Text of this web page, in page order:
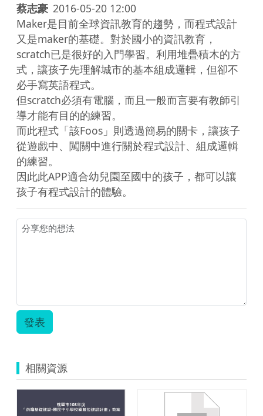
蔡志豪 2016-05-20 12:00
Maker是目前全球資訊教育的趨勢，而程式設計
又是maker的基礎。對於國小的資訊教育，
scratch已是很好的入門學習。利用堆疊積木的方
式，讓孩子先理解城市的基本組成邏輯，但卻不
必手寫英語程式。
但scratch必須有電腦，而且一般而言要有教師引
導才能有目的的練習。
而此程式「該Foos」則透過簡易的關卡，讓孩子
從遊戲中、闖關中進行關於程式設計、組成邏輯
的練習。
因此此APP適合幼兒園至國中的孩子，都可以讓
孩子有程式設計的體驗。
發表
相關資源